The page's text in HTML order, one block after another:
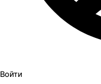
Войти